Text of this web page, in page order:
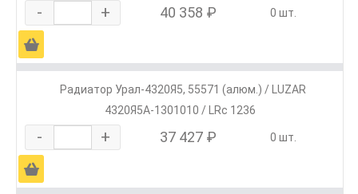
- + 40 358 ₽ 0 шт.
Ä
Радиатор Урал-4320Я5, 55571 (алюм.) / LUZAR
4320Я5А-1301010 / LRc 1236
- + 37 427 ₽ 0 шт.
Ä